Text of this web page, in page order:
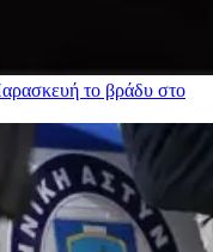
το βράδυ στο